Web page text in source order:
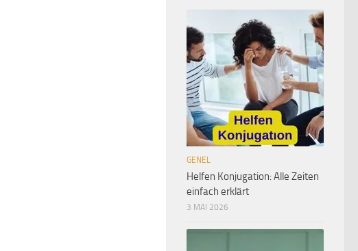
GENEL
Helfen Konjugation: Alle Zeiten
einfach erklärt
3 MAI 2026